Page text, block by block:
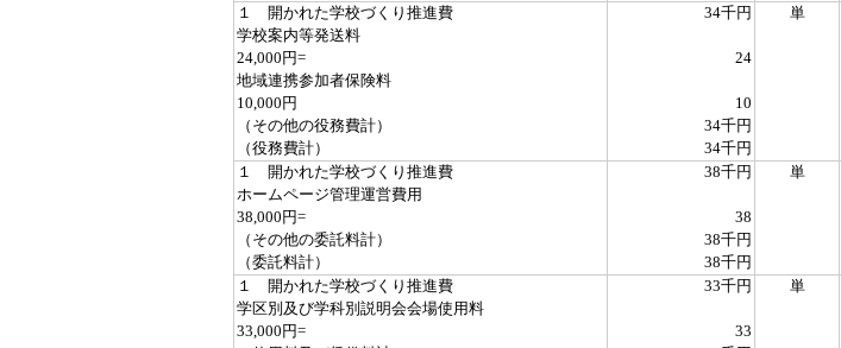
１ 開かれた学校づくり推進費
34千円 単
学校案内等発送料
24,000円=
24
地域連携参加者保険料
10,000円
10
（その他の役務費計）
34千円
（役務費計）
34千円
１ 開かれた学校づくり推進費
38千円 単
ホームページ管理運営費用
38,000円=
38
（その他の委託料計）
38千円
（委託料計）
38千円
１ 開かれた学校づくり推進費
33千円 単
学区別及び学科別説明会会場使用料
33,000円=
33